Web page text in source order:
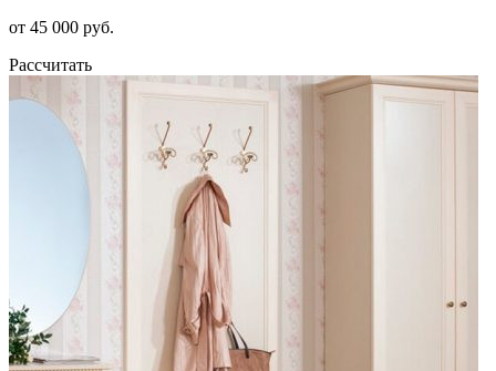
от 45 000 руб.
Рассчитать